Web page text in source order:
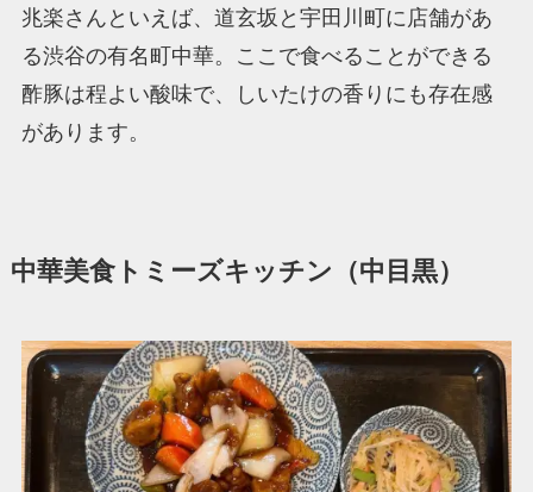
兆楽さんといえば、道玄坂と宇田川町に店舗があ
る渋谷の有名町中華。ここで食べることができる
酢豚は程よい酸味で、しいたけの香りにも存在感
があります。
中華美食トミーズキッチン（中目黒）